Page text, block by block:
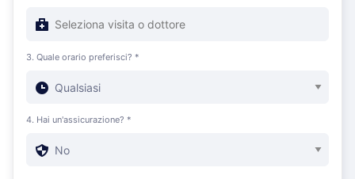
3. Quale orario preferisci? *
4. Hai un'assicurazione? *